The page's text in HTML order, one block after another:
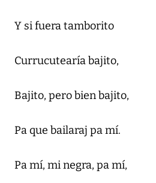
Y si fuera tamborito
Currucutearía bajito,
Bajito, pero bien bajito,
Pa que bailaraj pa mí.
Pa mí, mi negra, pa mí,